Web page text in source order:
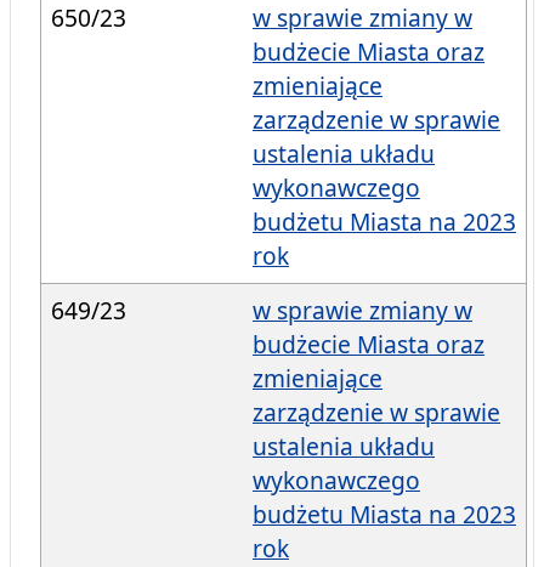
650/23
w sprawie zmiany w
budżecie Miasta oraz
zmieniające
zarządzenie w sprawie
ustalenia układu
wykonawczego
budżetu Miasta na 2023
rok
649/23
w sprawie zmiany w
budżecie Miasta oraz
zmieniające
zarządzenie w sprawie
ustalenia układu
wykonawczego
budżetu Miasta na 2023
rok